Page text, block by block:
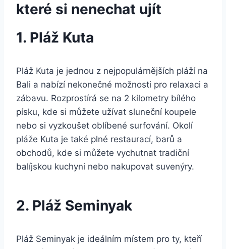
které si nenechat ujít
1. Pláž Kuta
Pláž Kuta je jednou z nejpopulárnějších pláží na
Bali a nabízí nekonečné možnosti pro relaxaci a
zábavu. Rozprostírá se na 2 kilometry bílého
písku, kde si můžete užívat sluneční koupele
nebo si vyzkoušet oblíbené surfování. Okolí
pláže Kuta je také plné restaurací, barů a
obchodů, kde si můžete vychutnat tradiční
balíjskou kuchyni nebo nakupovat suvenýry.
2. Pláž Seminyak
Pláž Seminyak je ideálním místem pro ty, kteří